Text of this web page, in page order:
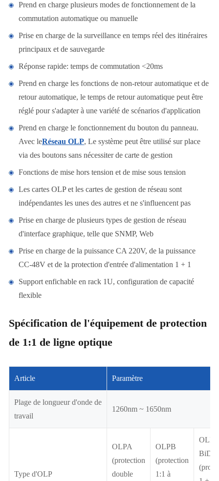
Prend en charge plusieurs modes de fonctionnement de la
commutation automatique ou manuelle
Prise en charge de la surveillance en temps réel des itinéraires
principaux et de sauvegarde
Réponse rapide: temps de commutation <20ms
Prend en charge les fonctions de non-retour automatique et de
retour automatique, le temps de retour automatique peut être
réglé pour s'adapter à une variété de scénarios d'application
Prend en charge le fonctionnement du bouton du panneau.
Avec leRéseau OLP, Le système peut être utilisé sur place
via des boutons sans nécessiter de carte de gestion
Fonctions de mise hors tension et de mise sous tension
Les cartes OLP et les cartes de gestion de réseau sont
indépendantes les unes des autres et ne s'influencent pas
Prise en charge de plusieurs types de gestion de réseau
d'interface graphique, telle que SNMP, Web
Prise en charge de la puissance CA 220V, de la puissance
CC-48V et de la protection d'entrée d'alimentation 1 + 1
Support enfichable en rack 1U, configuration de capacité
flexible
Spécification de l'équipement de protection
de 1:1 de ligne optique
Article Paramètre
Plage de longueur d'onde de
travail
1260nm ~ 1650nm
Type d'OLP
OLPA
(protection
double
OLPB
(protection
1:1 à
BiDi